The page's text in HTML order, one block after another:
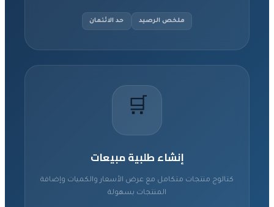
ملخص الرصيد حد الائتمان
🛒
إنشاء طلبية مبيعات
كتالوج منتجات متكامل مع عرض الأسعار والكميات وإضافة
المنتجات بسهولة